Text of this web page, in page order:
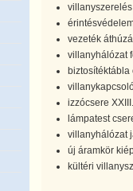
vezeték
villanyhálózat
biztosítéktábla
izzócsere
lámpatest
villanyhálózat
új áramkör
kültéri